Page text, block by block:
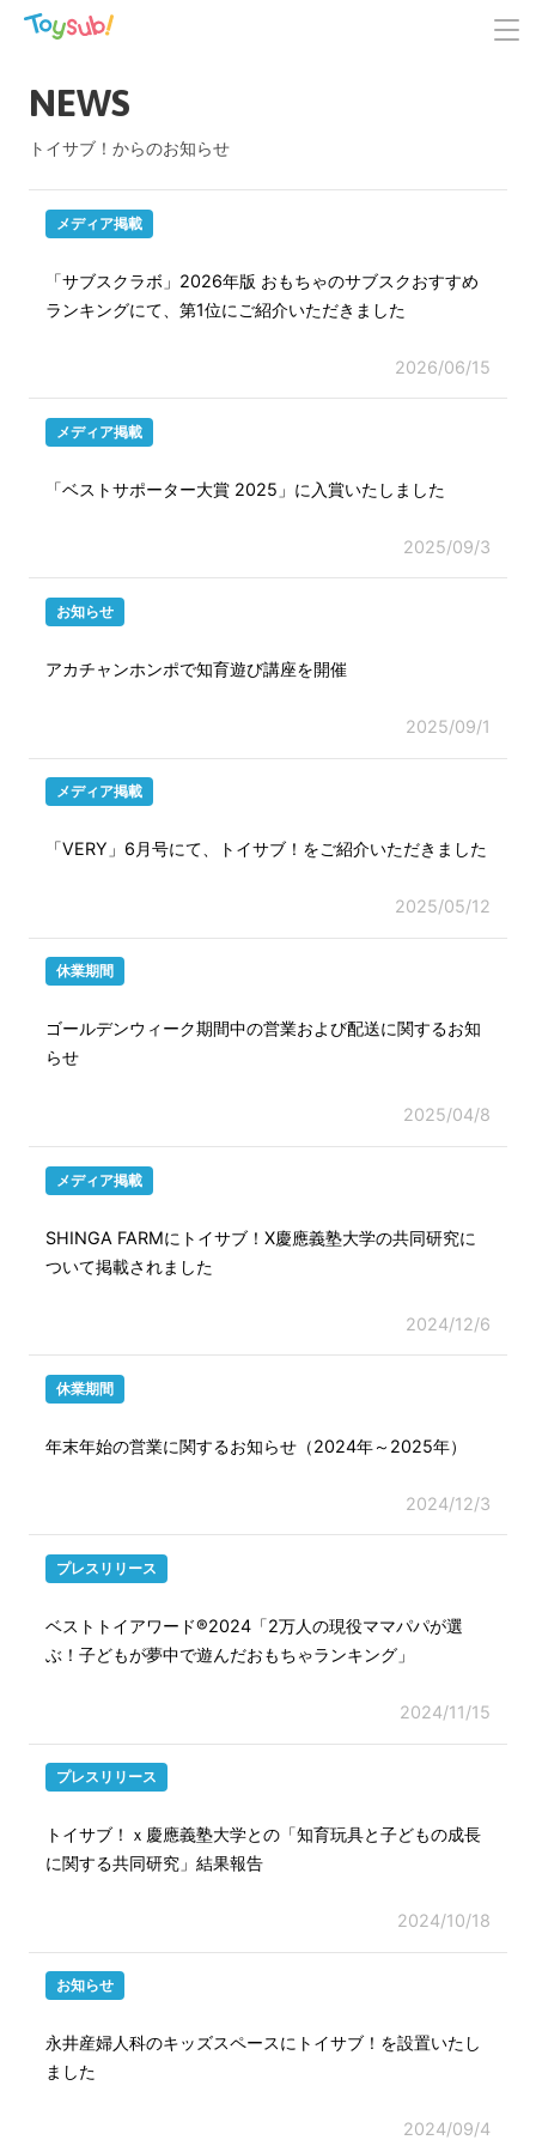
NEWS
トイサブ！からのお知らせ
メディア掲載
「サブスクラボ」2026年版 おもちゃのサブスクおすすめ
ランキングにて、第1位にご紹介いただきました
2026/06/15
メディア掲載
「ベストサポーター大賞 2025」に入賞いたしました
2025/09/3
お知らせ
アカチャンホンポで知育遊び講座を開催
2025/09/1
メディア掲載
「VERY」6月号にて、トイサブ！をご紹介いただきました
2025/05/12
休業期間
ゴールデンウィーク期間中の営業および配送に関するお知
らせ
2025/04/8
メディア掲載
SHINGA FARMにトイサブ！X慶應義塾大学の共同研究に
ついて掲載されました
2024/12/6
休業期間
年末年始の営業に関するお知らせ（2024年～2025年）
2024/12/3
プレスリリース
ベストトイアワード®2024「2万人の現役ママパパが選
ぶ！子どもが夢中で遊んだおもちゃランキング」
2024/11/15
プレスリリース
トイサブ！ｘ慶應義塾大学との「知育玩具と子どもの成長
に関する共同研究」結果報告
2024/10/18
お知らせ
永井産婦人科のキッズスペースにトイサブ！を設置いたし
ました
2024/09/4